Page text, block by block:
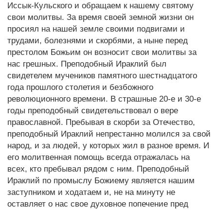
Иссык-Кульского и обращаем к нашему святому
свои молитвы. За время своей земной жизни он
просиял на нашей земле своими подвигами и
трудами, болезнями и скорбями, а ныне перед
престолом Божьим он возносит свои молитвы за
нас грешных. Преподобный Ираклий был
свидетелем мучеников памятного шестнадцатого
года прошлого столетия и безбожного
революционного времени. В страшные 20-е и 30-е
годы преподобный свидетельствовал о вере
православной. Пребывая в скорби за Отечество,
преподобный Ираклий непрестанно молился за свой
народ, и за людей, у которых жил в разное время. И
его молитвенная помощь всегда отражалась на
всех, кто пребывал рядом с ним. Преподобный
Ираклий по промыслу Божиему является нашим
заступником и ходатаем и, не на минуту не
оставляет о нас свое духовное попечение пред